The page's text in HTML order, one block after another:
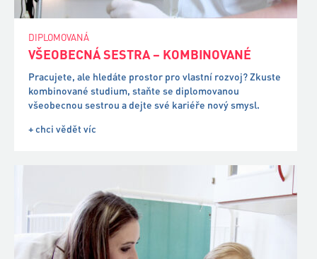
+ chci vědět víc